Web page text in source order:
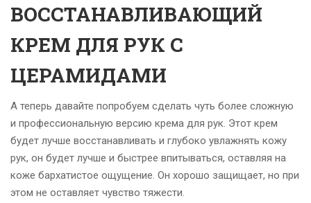
ВОССТАНАВЛИВАЮЩИЙ
КРЕМ ДЛЯ РУК С
ЦЕРАМИДАМИ
А теперь давайте попробуем сделать чуть более сложную
и профессиональную версию крема для рук. Этот крем
будет лучше восстанавливать и глубоко увлажнять кожу
рук, он будет лучше и быстрее впитываться, оставляя на
коже бархатистое ощущение. Он хорошо защищает, но при
этом не оставляет чувство тяжести.